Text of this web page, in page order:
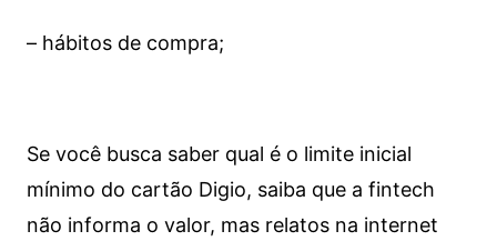
– hábitos de compra;
Se você busca saber qual é o limite inicial
mínimo do cartão Digio, saiba que a fintech
não informa o valor, mas relatos na internet